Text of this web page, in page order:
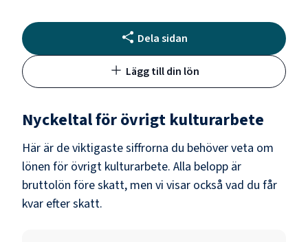
Dela sidan
Lägg till din lön
Nyckeltal förövrigt kulturarbete
Här är de viktigaste siffrorna du behöver veta om
lönen för övrigt kulturarbete. Alla belopp är
bruttolön före skatt, men vi visar också vad du får
kvar efter skatt.